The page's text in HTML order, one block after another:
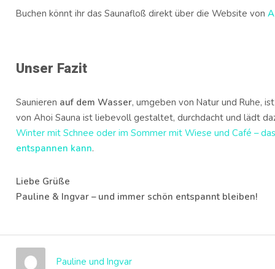
Buchen könnt ihr das Saunafloß direkt über die Website von
Unser Fazit
Saunieren auf dem Wasser, umgeben von Natur und Ruhe,
von Ahoi Sauna ist liebevoll gestaltet, durchdacht und lädt
Winter mit Schnee oder im Sommer mit Wiese und Café –
entspannen kann.
Liebe Grüße
Pauline & Ingvar – und immer schön entspannt bleiben!
Pauline und Ingvar